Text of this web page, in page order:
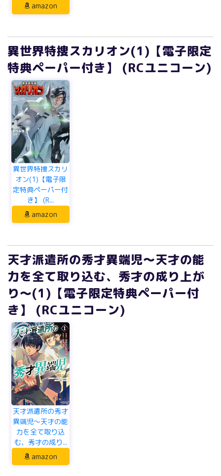
amazon
異世界特捜スカリオン(1)【電子限定
特典ペーパー付き】 (RCユニコーン)
異世界特捜スカリ
オン(1)【電子限
定特典ペーパー付
き】 (R...
amazon
天才派遣所の秀才異端児～天才の能
力を全て取り込む、秀才の成り上が
り～(1)【電子限定特典ペーパー付
き】 (RCユニコーン)
天才派遣所の秀才
異端児～天才の能
力を全て取り込
む、秀才の成り...
amazon